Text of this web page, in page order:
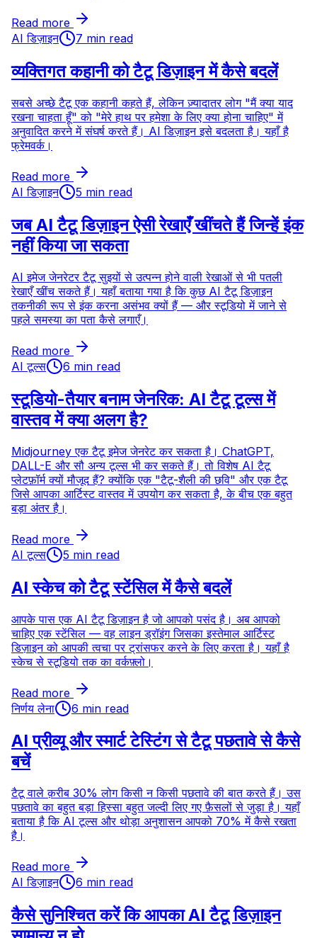
Read more
AI डिज़ाइन
7 min read
व्यक्तिगत कहानी को टैटू डिज़ाइन में कैसे बदलें
सबसे अच्छे टैटू एक कहानी कहते हैं, लेकिन ज़्यादातर लोग "मैं क्या याद
रखना चाहता हूँ" को "मेरे हाथ पर हमेशा के लिए क्या होना चाहिए" में
अनुवादित करने में संघर्ष करते हैं। AI डिज़ाइन इसे बदलता है। यहाँ है
फ्रेमवर्क।
Read more
AI डिज़ाइन
5 min read
जब AI टैटू डिज़ाइन ऐसी रेखाएँ खींचते हैं जिन्हें इंक
नहीं किया जा सकता
AI इमेज जेनरेटर टैटू सुइयों से उत्पन्न होने वाली रेखाओं से भी पतली
रेखाएँ खींच सकते हैं। यहाँ बताया गया है कि कुछ AI टैटू डिज़ाइन
तकनीकी रूप से इंक करना असंभव क्यों हैं — और स्टूडियो में जाने से
पहले समस्या का पता कैसे लगाएँ।
Read more
AI टूल्स
6 min read
स्टूडियो-तैयार बनाम जेनरिक: AI टैटू टूल्स में
वास्तव में क्या अलग है?
Midjourney एक टैटू इमेज जेनरेट कर सकता है। ChatGPT,
DALL-E और सौ अन्य टूल्स भी कर सकते हैं। तो विशेष AI टैटू
प्लेटफ़ॉर्म क्यों मौजूद हैं? क्योंकि एक "टैटू-शैली की छवि" और एक टैटू
जिसे आपका आर्टिस्ट वास्तव में उपयोग कर सकता है, के बीच एक बहुत
बड़ा अंतर है।
Read more
AI टूल्स
5 min read
AI स्केच को टैटू स्टेंसिल में कैसे बदलें
आपके पास एक AI टैटू डिज़ाइन है जो आपको पसंद है। अब आपको
चाहिए एक स्टेंसिल — वह लाइन ड्रॉइंग जिसका इस्तेमाल आर्टिस्ट
डिज़ाइन को आपकी त्वचा पर ट्रांसफर करने के लिए करता है। यहाँ है
स्केच से स्टूडियो तक का वर्कफ़्लो।
Read more
निर्णय लेना
6 min read
AI प्रीव्यू और स्मार्ट टेस्टिंग से टैटू पछतावे से कैसे
बचें
टैटू वाले क़रीब 30% लोग किसी न किसी पछतावे की बात करते हैं। उस
पछतावे का बहुत बड़ा हिस्सा बहुत जल्दी लिए गए फ़ैसलों से जुड़ा है। यहाँ
बताया है कि AI टूल्स और थोड़ा अनुशासन आपको 70% में कैसे रखता
है।
Read more
AI डिज़ाइन
6 min read
कैसे सुनिश्चित करें कि आपका AI टैटू डिज़ाइन